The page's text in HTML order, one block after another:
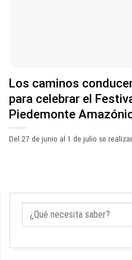
Los caminos
para celebrar el
Piedemonte
Del 27 de junio al 1 de julio se